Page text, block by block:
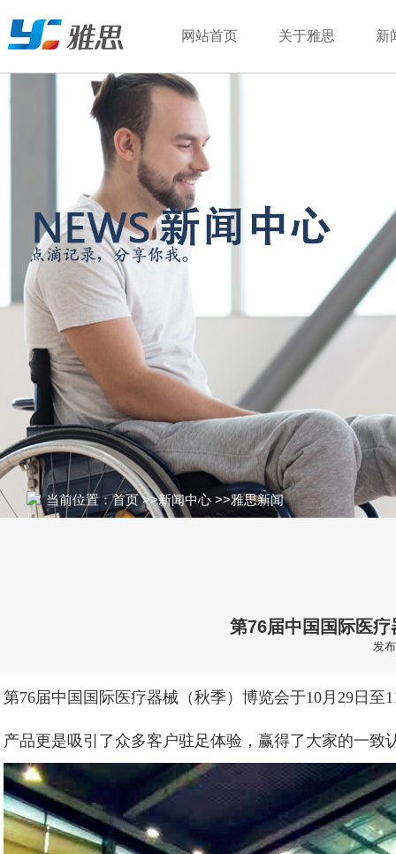
网站首页 关于雅思 新
当前位置：首页>>新闻中心 >>雅思新闻
第76届中国国际医
发
第76届中国国际医疗器械（秋季）博览会于10月29日
产品更是吸引了众多客户驻足体验，赢得了大家的一致